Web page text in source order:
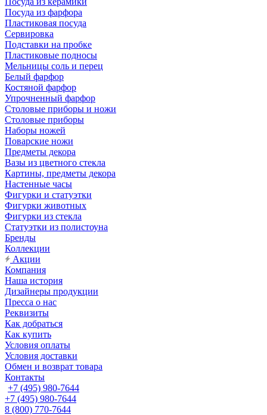
Посуда из фарфора
Пластиковая посуда
Сервировка
Подставки на пробке
Пластиковые подносы
Мельницы соль и перец
Белый фарфор
Костяной фарфор
Упрочненный фарфор
Столовые приборы и ножи
Столовые приборы
Наборы ножей
Поварские ножи
Предметы декора
Вазы из цветного стекла
Картины, предметы декора
Настенные часы
Фигурки и статуэтки
Фигурки животных
Фигурки из стекла
Статуэтки из полистоуна
Бренды
Коллекции
Акции
Компания
Наша история
Дизайнеры продукции
Пресса о нас
Реквизиты
Как добраться
Как купить
Условия оплаты
Условия доставки
Обмен и возврат товара
Контакты
+7 (495) 980-7644
+7 (495) 980-7644
8 (800) 770-7644